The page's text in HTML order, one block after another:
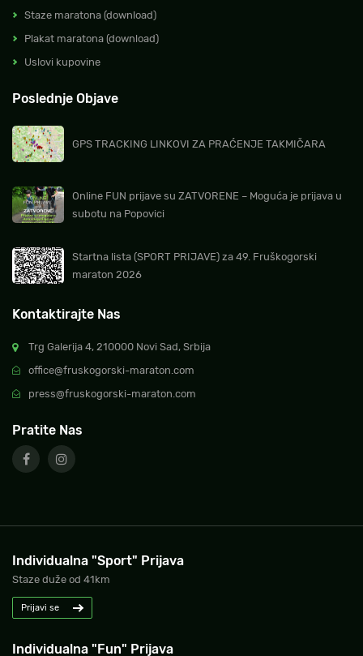
Staze maratona (download)
Plakat maratona (download)
Uslovi kupovine
Poslednje Objave
GPS TRACKING LINKOVI ZA PRAĆENJE TAKMIČARA
Online FUN prijave su ZATVORENE – Moguća je prijava u
subotu na Popovici
Startna lista (SPORT PRIJAVE) za 49. Fruškogorski
maraton 2026
Kontaktirajte Nas
Trg Galerija 4, 210000 Novi Sad, Srbija
office@fruskogorski-maraton.com
press@fruskogorski-maraton.com
Pratite Nas
Individualna "Sport" Prijava
Staze duže od 41km
Prijavi se
Individualna "Fun" Prijava